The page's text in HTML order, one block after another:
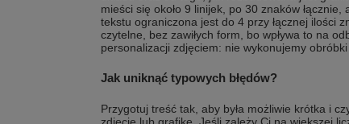
mieści się około 9 linijek, po 30 znaków
tekstu ograniczona jest do 4 przy łącznej ilości
czytelne, bez zawiłych form, bo wpływa to na
personalizacji zdjęciem: nie wykonujemy obróbki
Jak uniknąć typowych błędów?
Przygotuj treść tak, aby była możliwie krótka i